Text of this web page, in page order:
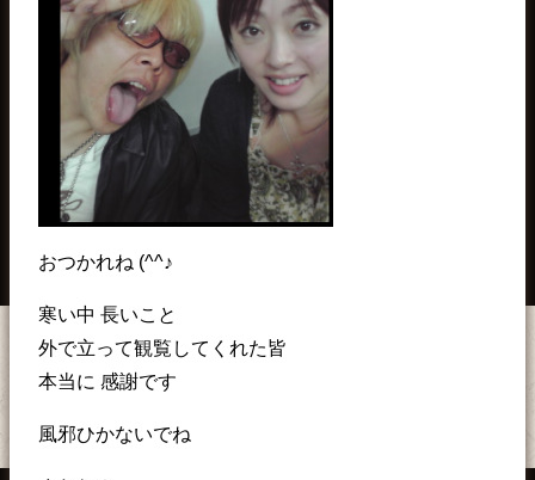
おつかれね (^^♪
寒い中 長いこと
外で立って観覧してくれた皆
本当に 感謝です
風邪ひかないでね